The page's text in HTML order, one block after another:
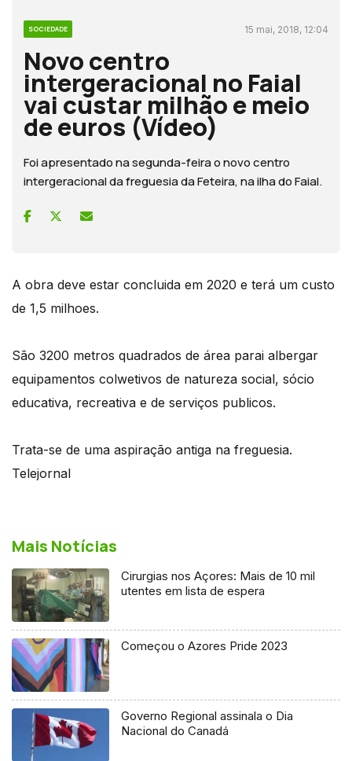
SOCIEDADE 15 mai, 2018, 12:04
Novo centro
intergeracional no Faial
vai custar milhão e meio
de euros (Vídeo)
Foi apresentado na segunda-feira o novo centro
intergeracional da freguesia da Feteira, na ilha do Faial.
A obra deve estar concluida em 2020 e terá um custo
de 1,5 milhoes.
São 3200 metros quadrados de área parai albergar
equipamentos colwetivos de natureza social, sócio
educativa, recreativa e de serviços publicos.
Trata-se de uma aspiração antiga na freguesia.
Telejornal
Mais Notícias
Cirurgias nos Açores: Mais de 10 mil
utentes em lista de espera
Começou o Azores Pride 2023
Governo Regional assinala o Dia
Nacional do Canadá